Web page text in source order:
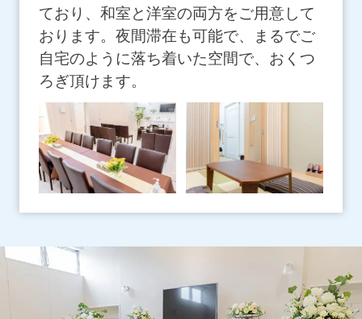
ており、和室と洋室の両方をご用意して
おります。夜間滞在も可能で、まるでご
自宅のように落ち着いた空間で、おくつ
ろぎ頂けます。